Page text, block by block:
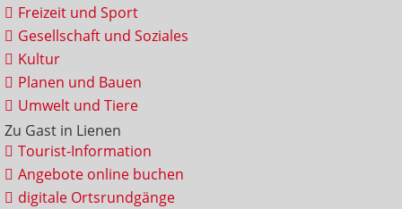
Freizeit und Sport
Gesellschaft und Soziales
Kultur
Planen und Bauen
Umwelt und Tiere
Zu Gast in Lienen
Tourist-Information
Angebote online buchen
digitale Ortsrundgänge